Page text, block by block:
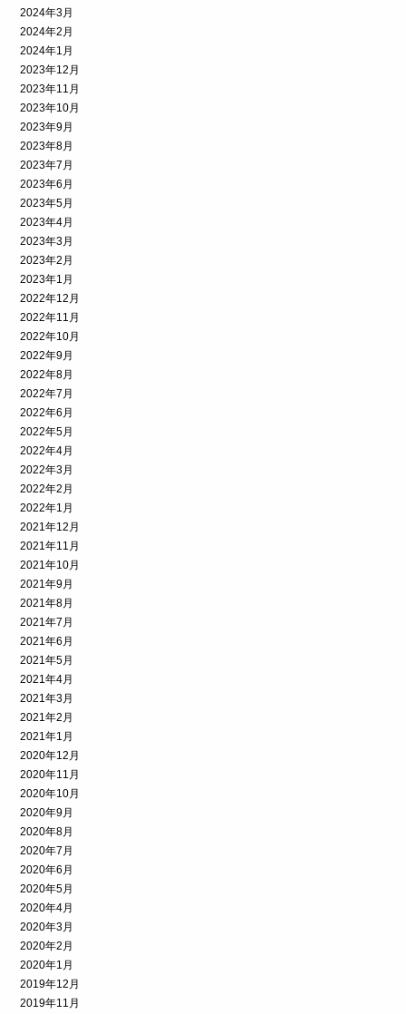
2024年3月
2024年2月
2024年1月
2023年12月
2023年11月
2023年10月
2023年9月
2023年8月
2023年7月
2023年6月
2023年5月
2023年4月
2023年3月
2023年2月
2023年1月
2022年12月
2022年11月
2022年10月
2022年9月
2022年8月
2022年7月
2022年6月
2022年5月
2022年4月
2022年3月
2022年2月
2022年1月
2021年12月
2021年11月
2021年10月
2021年9月
2021年8月
2021年7月
2021年6月
2021年5月
2021年4月
2021年3月
2021年2月
2021年1月
2020年12月
2020年11月
2020年10月
2020年9月
2020年8月
2020年7月
2020年6月
2020年5月
2020年4月
2020年3月
2020年2月
2020年1月
2019年12月
2019年11月